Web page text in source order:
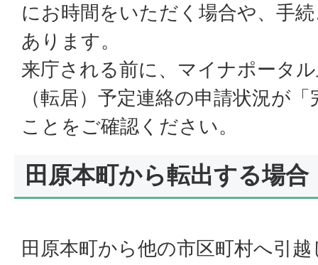
にお時間をいただく場合や、手
あります。
来庁される前に、マイナポータ
（転居）予定連絡の申請状況が
ことをご確認ください。
田原本町から転出する場合
田原本町から他の市区町村へ引